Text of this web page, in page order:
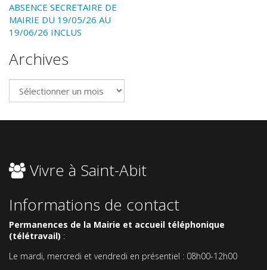
ABSENCE SECRETAIRE DE
MAIRIE DU 19/05/26 AU
19/06/26 INCLUS
Archives
Archives
Vivre à Saint-Abit
Informations de contact
Permanences de la Mairie et accueil téléphonique
(télétravail) :
Le mardi, mercredi et vendredi en présentiel : 08h00-12h00